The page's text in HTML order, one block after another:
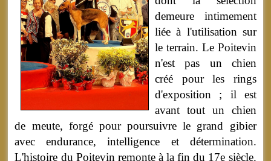
demeure intimement
liée à l'utilisation sur
le terrain. Le Poitevin
n'est pas un chien
créé pour les rings
d'exposition ; il est
avant tout un chien
de meute, forgé pour poursuivre le grand gibier
avec endurance, intelligence et détermination.
L'histoire du Poitevin remonte à la fin du 17e siècle.